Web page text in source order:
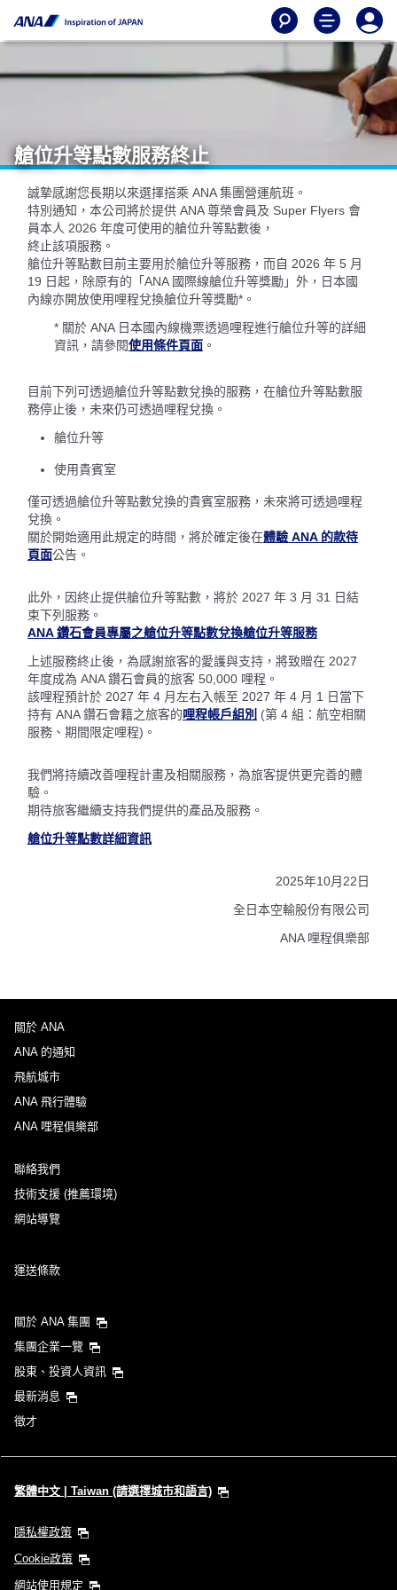
艙位升等點數服務終止
誠摯感謝您長期以來選擇搭乘 ANA 集團營運航班。
特別通知，本公司將於提供 ANA 尊榮會員及 Super Flyers 會
員本人 2026 年度可使用的艙位升等點數後，
終止該項服務。
艙位升等點數目前主要用於艙位升等服務，而自 2026 年 5 月
19 日起，除原有的「ANA 國際線艙位升等獎勵」外，日本國
內線亦開放使用哩程兌換艙位升等獎勵*。
* 關於 ANA 日本國內線機票透過哩程進行艙位升等的詳細
資訊，請參閱使用條件頁面 。
目前下列可透過艙位升等點數兌換的服務，在艙位升等點數服
務停止後，未來仍可透過哩程兌換。
艙位升等
使用貴賓室
僅可透過艙位升等點數兌換的貴賓室服務，未來將可透過哩程
兌換。
關於開始適用此規定的時間，將於確定後在體驗 ANA 的款待
頁面公告。
此外，因終止提供艙位升等點數，將於 2027 年 3 月 31 日結
束下列服務。
ANA 鑽石會員專屬之艙位升等點數兌換艙位升等服務
上述服務終止後，為感謝旅客的愛護與支持，將致贈在 2027
年度成為 ANA 鑽石會員的旅客 50,000 哩程。
該哩程預計於 2027 年 4 月左右入帳至 2027 年 4 月 1 日當下
持有 ANA 鑽石會籍之旅客的哩程帳戶組別 (第 4 組：航空相關
服務、期間限定哩程)。
我們將持續改善哩程計畫及相關服務，為旅客提供更完善的體
驗。
期待旅客繼續支持我們提供的產品及服務。
艙位升等點數詳細資訊
2025年10月22日
全日本空輸股份有限公司
ANA 哩程俱樂部
關於 ANA
ANA 的通知
飛航城市
ANA 飛行體驗
ANA 哩程俱樂部
聯絡我們
技術支援 (推薦環境)
網站導覽
運送條款
關於 ANA 集團
集團企業一覽
股東、投資人資訊
最新消息
徵才
繁體中文 | Taiwan (請選擇城市和語言)
隱私權政策
Cookie政策
網站使用規定